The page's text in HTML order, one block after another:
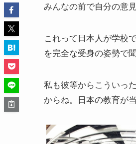
みんなの前で自分の意
これって日本人が学校
を完全な受身の姿勢で
私も彼等からこういっ
からね。日本の教育が